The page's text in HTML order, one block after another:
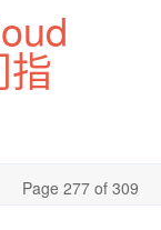
指
Page 277 of 309